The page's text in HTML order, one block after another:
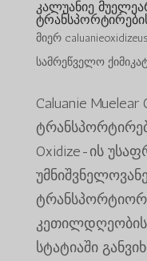
კალუანიე
მიერ
სამრეწველო
Caluanie
Oxidize-ის
სტატიაში